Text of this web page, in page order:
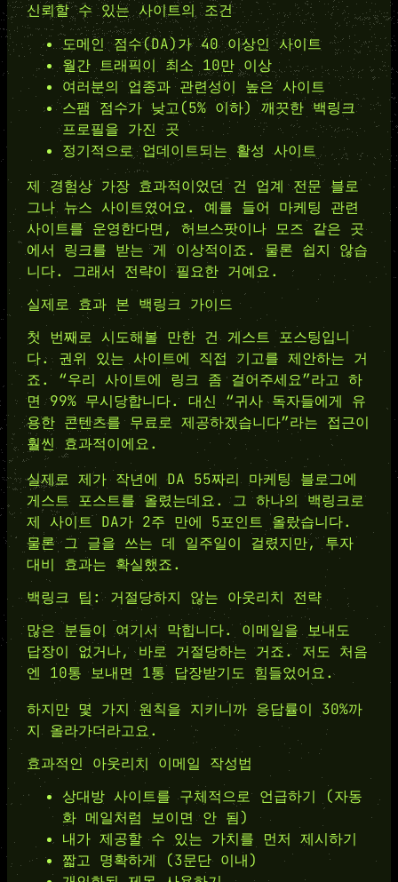
신뢰할 수 있는 사이트의 조건
도메인 점수(DA)가 40 이상인 사이트
월간 트래픽이 최소 10만 이상
여러분의 업종과 관련성이 높은 사이트
스팸 점수가 낮고(5% 이하) 깨끗한 백링크
프로필을 가진 곳
정기적으로 업데이트되는 활성 사이트
제 경험상 가장 효과적이었던 건 업계 전문 블로
그나 뉴스 사이트였어요. 예를 들어 마케팅 관련
사이트를 운영한다면, 허브스팟이나 모즈 같은 곳
에서 링크를 받는 게 이상적이죠. 물론 쉽지 않습
니다. 그래서 전략이 필요한 거예요.
실제로 효과 본 백링크 가이드
첫 번째로 시도해볼 만한 건 게스트 포스팅입니
다. 권위 있는 사이트에 직접 기고를 제안하는 거
죠. “우리 사이트에 링크 좀 걸어주세요”라고 하
면 99% 무시당합니다. 대신 “귀사 독자들에게 유
용한 콘텐츠를 무료로 제공하겠습니다”라는 접근이
훨씬 효과적이에요.
실제로 제가 작년에 DA 55짜리 마케팅 블로그에
게스트 포스트를 올렸는데요. 그 하나의 백링크로
제 사이트 DA가 2주 만에 5포인트 올랐습니다.
물론 그 글을 쓰는 데 일주일이 걸렸지만, 투자
대비 효과는 확실했죠.
백링크 팁: 거절당하지 않는 아웃리치 전략
많은 분들이 여기서 막힙니다. 이메일을 보내도
답장이 없거나, 바로 거절당하는 거죠. 저도 처음
엔 10통 보내면 1통 답장받기도 힘들었어요.
하지만 몇 가지 원칙을 지키니까 응답률이 30%까
지 올라가더라고요.
효과적인 아웃리치 이메일 작성법
상대방 사이트를 구체적으로 언급하기 (자동
화 메일처럼 보이면 안 됨)
내가 제공할 수 있는 가치를 먼저 제시하기
짧고 명확하게 (3문단 이내)